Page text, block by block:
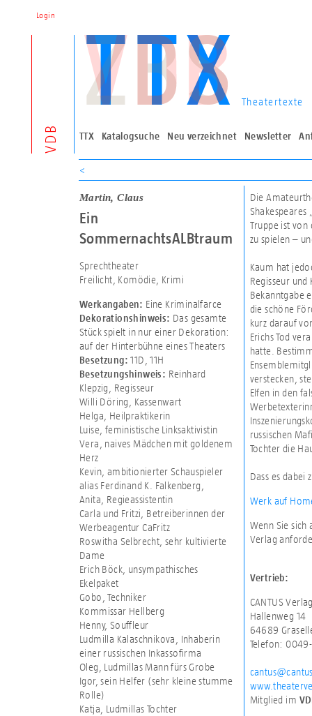
VDB
Theatertexte
TTX Katalogsuche Neu verzeichnet Newsletter
Login
<
Martin, Claus
Ein
SommernachtsALBtraum
Sprechtheater
Freilicht, Komödie, Krimi
Werkangaben: Eine Kriminalfarce
Dekorationshinweis: Das gesamte
Stück spielt in nur einer Dekoration:
auf der Hinterbühne eines Theaters
Besetzung: 11D ,11H
Besetzungshinweis: Reinhard
Klepzig, Regisseur
Willi Döring, Kassenwart
Helga, Heilpraktikerin
Luise, feministische Linksaktivistin
Vera, naives Mädchen mit goldenem
Herz
Kevin, ambitionierter Schauspieler
alias Ferdinand K. Falkenberg,
Anita, Regieassistentin
Carla und Fritzi, Betreiberinnen der
Werbeagentur CaFritz
Roswitha Selbrecht, sehr kultivierte
Dame
Erich Böck, unsympathisches
Ekelpaket
Gobo, Techniker
Kommissar Hellberg
Henny, Souffleur
Ludmilla Kalaschnikova, Inhaberin
einer russischen Inkassofirma
Oleg, Ludmillas Mann fürs Grobe
Igor, sein Helfer (sehr kleine stumme
Rolle)
Katja, Ludmillas Tochter
Die
Truppe ist
zu spielen –
Kaum hat
Regisseur
Bekanntgabe
die schöne
kurz darauf
Erichs Tod
hatte.
verstecken,
Elfen in den
russischen
Tochter die
Dass es
Werk auf
Wenn Sie sich
Verlag
Vertrieb:
CANTUS
Hallenweg 14
64689
Telefon:
Mitglied im